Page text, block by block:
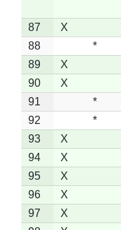
87 X
88
*
89
X
90
X
91
*
92
*
93
X
94
X
95
X
96
X
97
X